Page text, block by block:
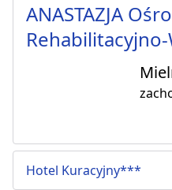
ANASTAZJA
Hotel Kuracyjny***